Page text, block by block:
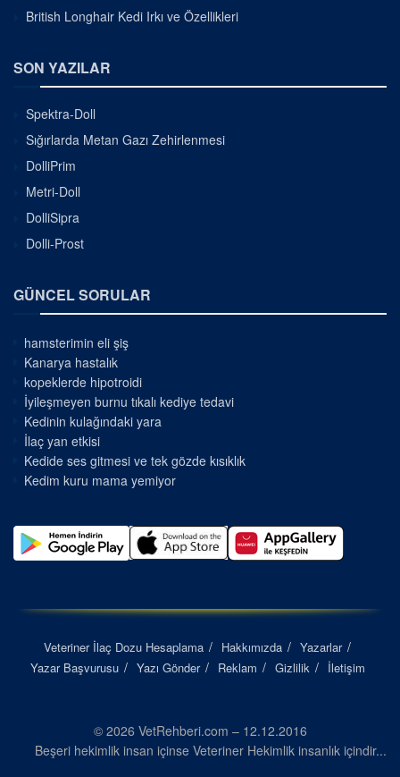
British Longhair Kedi Irkı ve Özellikleri
SON YAZILAR
Spektra-Doll
Sığırlarda Metan Gazı Zehirlenmesi
DolliPrim
Metri-Doll
DolliSipra
Dolli-Prost
GÜNCEL SORULAR
hamsterimin eli şiş
Kanarya hastalık
kopeklerde hipotroidi
İyileşmeyen burnu tıkalı kediye tedavi
Kedinin kulağındaki yara
İlaç yan etkisi
Kedide ses gitmesi ve tek gözde kısıklık
Kedim kuru mama yemiyor
Veteriner İlaç Dozu Hesaplama Hakkımızda
Yazarlar
Yazar Başvurusu
Yazı Gönder Reklam Gizlilik İletişim
© 2026 VetRehberi.com – 12.12.2016
Beşeri hekimlik insan içinse Veteriner Hekimlik insanlık içindir...